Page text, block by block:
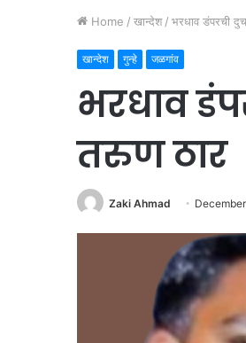
Home / खान्देश / भरधाव डंपरची
खान्देश गुन्हे जळगांव
भरधाव
तरुण ठार
Zaki Ahmad